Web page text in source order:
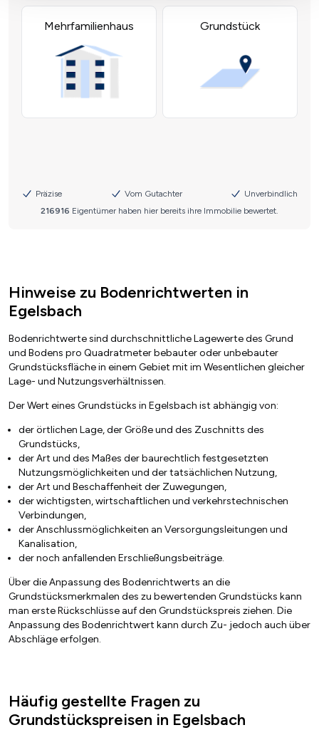
Hinweise zu Bodenrichtwerten in
Egelsbach
Bodenrichtwerte sind durchschnittliche Lagewerte des Grund
und Bodens pro Quadratmeter bebauter oder unbebauter
Grundstücksfläche in einem Gebiet mit im Wesentlichen gleicher
Lage- und Nutzungsverhältnissen.
Der Wert eines Grundstücks in Egelsbach ist abhängig von:
der örtlichen Lage, der Größe und des Zuschnitts des
Grundstücks,
der Art und des Maßes der baurechtlich festgesetzten
Nutzungsmöglichkeiten und der tatsächlichen Nutzung,
der Art und Beschaffenheit der Zuwegungen,
der wichtigsten, wirtschaftlichen und verkehrstechnischen
Verbindungen,
der Anschlussmöglichkeiten an Versorgungsleitungen und
Kanalisation,
der noch anfallenden Erschließungsbeiträge.
Über die Anpassung des Bodenrichtwerts an die
Grundstücksmerkmalen des zu bewertenden Grundstücks kann
man erste Rückschlüsse auf den Grundstückspreis ziehen. Die
Anpassung des Bodenrichtwert kann durch Zu- jedoch auch über
Abschläge erfolgen.
Häufig gestellte Fragen zu
Grundstückspreisen in Egelsbach